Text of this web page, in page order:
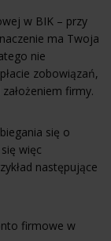
w BIK – przy
ma Twoja
nie
zobowiązań,
firmy.
się o
więc
następujące
firmowe w